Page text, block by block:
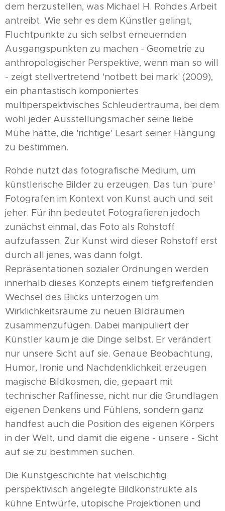
dem herzustellen, was Michael H. Rohdes Arbeit
antreibt. Wie sehr es dem Künstler gelingt,
Fluchtpunkte zu sich selbst erneuernden
Ausgangspunkten zu machen - Geometrie zu
anthropologischer Perspektive, wenn man so will
- zeigt stellvertretend 'notbett bei mark' (2009),
ein phantastisch komponiertes
multiperspektivisches Schleudertrauma, bei dem
wohl jeder Ausstellungsmacher seine liebe
Mühe hätte, die 'richtige' Lesart seiner Hängung
zu bestimmen.
Rohde nutzt das fotografische Medium, um
künstlerische Bilder zu erzeugen. Das tun 'pure'
Fotografen im Kontext von Kunst auch und seit
jeher. Für ihn bedeutet Fotografieren jedoch
zunächst einmal, das Foto als Rohstoff
aufzufassen. Zur Kunst wird dieser Rohstoff erst
durch all jenes, was dann folgt.
Repräsentationen sozialer Ordnungen werden
innerhalb dieses Konzepts einem tiefgreifenden
Wechsel des Blicks unterzogen um
Wirklichkeitsräume zu neuen Bildräumen
zusammenzufügen. Dabei manipuliert der
Künstler kaum je die Dinge selbst. Er verändert
nur unsere Sicht auf sie. Genaue Beobachtung,
Humor, Ironie und Nachdenklichkeit erzeugen
magische Bildkosmen, die, gepaart mit
technischer Raffinesse, nicht nur die Grundlagen
eigenen Denkens und Fühlens, sondern ganz
handfest auch die Position des eigenen Körpers
in der Welt, und damit die eigene - unsere - Sicht
auf sie zu bestimmen suchen.
Die Kunstgeschichte hat vielschichtig
perspektivisch angelegte Bildkonstrukte als
kühne Entwürfe, utopische Projektionen und